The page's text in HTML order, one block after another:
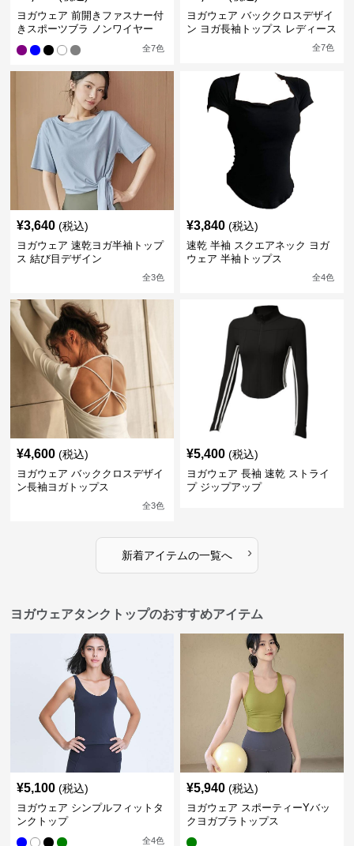
ヨガウェア 前開きファスナー付
きスポーツブラ ノンワイヤー
全7色
ヨガウェア バッククロスデザイ
ン ヨガ長袖トップス レディース
全7色
¥3,640 (税込)
ヨガウェア 速乾ヨガ半袖トップ
ス 結び目デザイン
全3色
¥3,840 (税込)
速乾 半袖 スクエアネック ヨガ
ウェア 半袖トップス
全4色
¥4,600 (税込)
ヨガウェア バッククロスデザイ
ン長袖ヨガトップス
全3色
¥5,400 (税込)
ヨガウェア 長袖 速乾 ストライ
プ ジップアップ
新着アイテムの一覧へ ›
ヨガウェアタンクトップのおすすめアイテム
¥5,100 (税込)
ヨガウェア シンプルフィットタ
ンクトップ
全4色
¥5,940 (税込)
ヨガウェア スポーティーYバッ
クヨガブラトップス